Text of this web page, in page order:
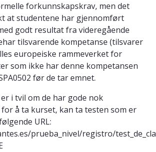
forkunnskapskrav, men det
at studentene har gjennomført
godt resultat fra videregående
tilsvarende kompetanse (tilsvarer
europeiske rammeverket for
som ikke har denne kompetansen
før de tar emnet.
i tvil om de har gode nok
å ta kurset, kan ta testen som er
URL:
prueba_nivel/registro/